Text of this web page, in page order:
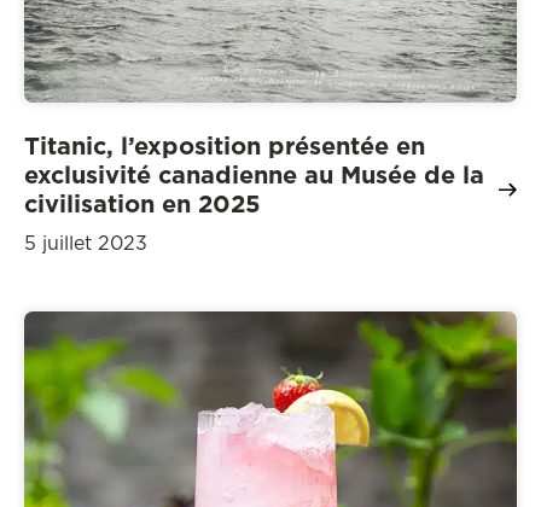
Titanic, l’exposition présentée en
exclusivité canadienne au Musée de la
civilisation en 2025
5 juillet 2023